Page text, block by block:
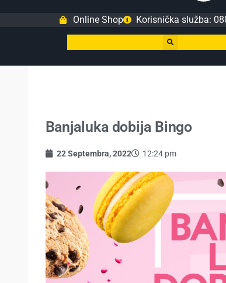
Online Shop Korisnička služba:
Banjaluka dobija Bingo
22 Septembra, 2022 12:24 pm